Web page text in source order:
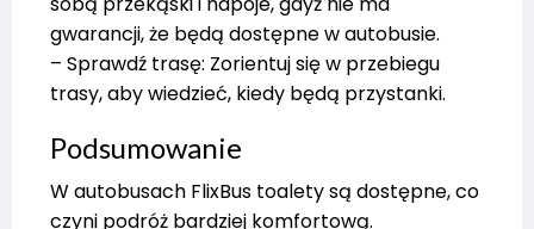
gwarancji, że będą dostępne w autobusie.
– Sprawdź trasę: Zorientuj się w przebiegu
trasy, aby wiedzieć, kiedy będą przystanki.
Podsumowanie
W autobusach FlixBus toalety są dostępne, co
czyni podróż bardziej komfortową.